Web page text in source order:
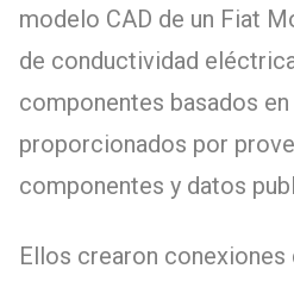
modelo CAD de un Fiat
de conductividad
componentes basados
proporcionados por
componentes y datos
Ellos crearon conexiones